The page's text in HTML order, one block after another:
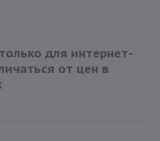
для интернет-
от цен в